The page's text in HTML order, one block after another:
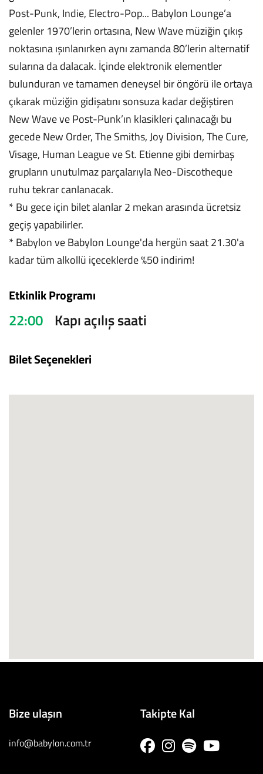
Post-Punk, Indie, Electro-Pop... Babylon Lounge’a
gelenler 1970’lerin ortasına, New Wave müziğin çıkış
noktasına ışınlanırken aynı zamanda 80’lerin alternatif
sularına da dalacak. İçinde elektronik elementler
bulunduran ve tamamen deneysel bir öngörü ile ortaya
çıkarak müziğin gidişatını sonsuza kadar değiştiren
New Wave ve Post-Punk’ın klasikleri çalınacağı bu
gecede New Order, The Smiths, Joy Division, The Cure,
Visage, Human League ve St. Etienne gibi demirbaş
grupların unutulmaz parçalarıyla Neo-Discotheque
ruhu tekrar canlanacak.
* Bu gece için bilet alanlar 2 mekan arasında ücretsiz
geçiş yapabilirler.
* Babylon ve Babylon Lounge'da hergün saat 21.30'a
kadar tüm alkollü içeceklerde %50 indirim!
Etkinlik Programı
22:00 Kapı açılış saati
Bilet Seçenekleri
Bize ulaşın
info@babylon.com.tr
Takipte Kal